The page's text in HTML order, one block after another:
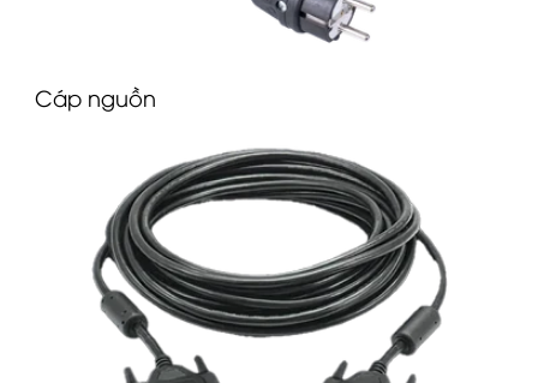
Cáp nguồn